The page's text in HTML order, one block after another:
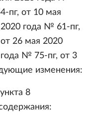
пг, от 10 мая
года № 61-пг,
26 мая 2020
№ 75-пг, от 3
изменения:
8